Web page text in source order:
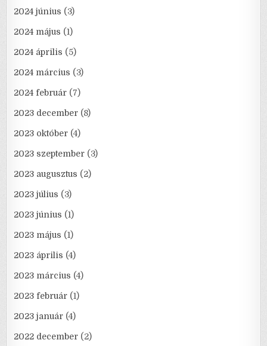
2024 június (3)
2024 május (1)
2024 április (5)
2024 március (3)
2024 február (7)
2023 december (8)
2023 október (4)
2023 szeptember (3)
2023 augusztus (2)
2023 július (3)
2023 június (1)
2023 május (1)
2023 április (4)
2023 március (4)
2023 február (1)
2023 január (4)
2022 december (2)